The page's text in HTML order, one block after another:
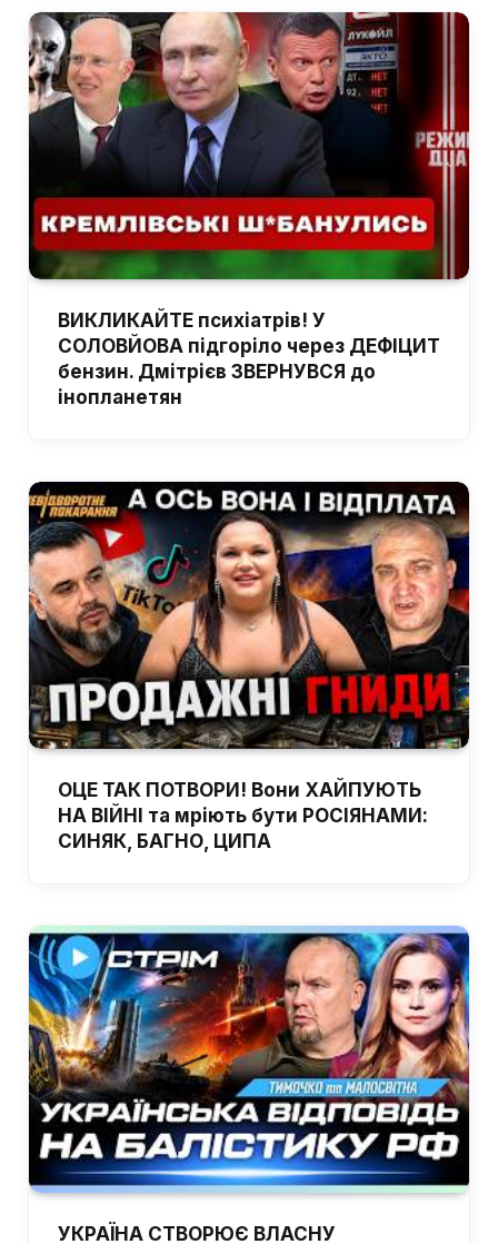
ВИКЛИКАЙТЕ психіатрів! У
СОЛОВЙОВА підгоріло через ДЕФІЦИТ
бензин. Дмітрієв ЗВЕРНУВСЯ до
інопланетян
ОЦЕ ТАК ПОТВОРИ! Вони ХАЙПУЮТЬ
НА ВІЙНІ та мріють бути РОСІЯНАМИ:
СИНЯК, БАГНО, ЦИПА
УКРАЇНА СТВОРЮЄ ВЛАСНУ